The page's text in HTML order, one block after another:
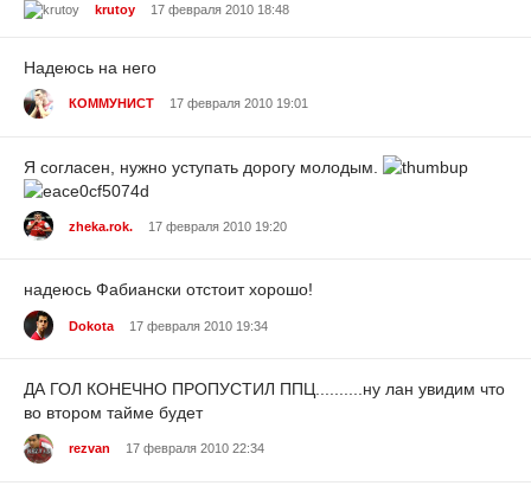
krutoy 17 февраля 2010 18:48
Надеюсь на него
КОММУНИСТ 17 февраля 2010 19:01
Я согласен, нужно уступать дорогу молодым.
zheka.rok. 17 февраля 2010 19:20
надеюсь Фабиански отстоит хорошо!
Dokota 17 февраля 2010 19:34
ДА ГОЛ КОНЕЧНО ПРОПУСТИЛ ППЦ..........ну лан увидим что
во втором тайме будет
rezvan 17 февраля 2010 22:34